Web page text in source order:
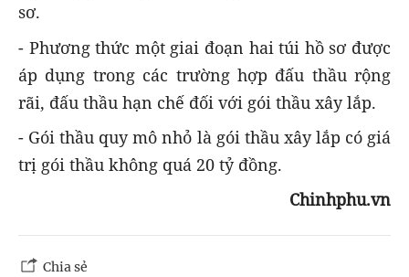
sơ.
- Phương thức một giai đoạn hai túi hồ sơ được
áp dụng trong các trường hợp đấu thầu rộng
rãi, đấu thầu hạn chế đối với gói thầu xây lắp.
- Gói thầu quy mô nhỏ là gói thầu xây lắp có giá
trị gói thầu không quá 20 tỷ đồng.
Chinhphu.vn
Chia sẻ